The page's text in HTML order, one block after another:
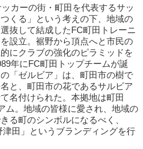
カーの街・町田を代表するサッ
くる」という考えの下、地域の
抜して結成したFC町田トレーニ
設立。裾野から頂点へと市民の
にクラブの強化のピラミッドを
年にFC町田トップチームが誕
「ゼルビア」は、町田市の樹で
と、町田市の花であるサルビア
名付けられた。本拠地は町田
ム。地域の皆様に愛され、地域の
る町のシンボルになるべく、
津田」というブランディングを行